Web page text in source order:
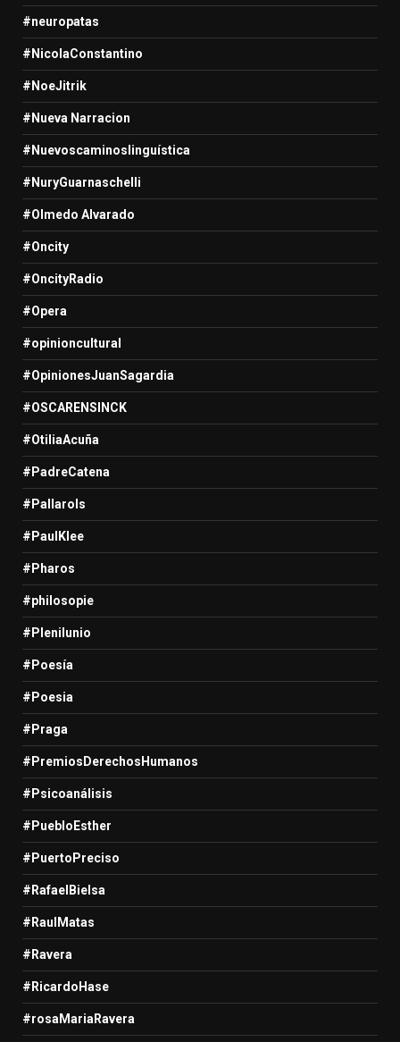
#neuropatas
#NicolaConstantino
#NoeJitrik
#Nueva Narracion
#Nuevoscaminoslinguística
#NuryGuarnaschelli
#Olmedo Alvarado
#Oncity
#OncityRadio
#Opera
#opinioncultural
#OpinionesJuanSagardia
#OSCARENSINCK
#OtiliaAcuña
#PadreCatena
#Pallarols
#PaulKlee
#Pharos
#philosopie
#Plenilunio
#Poesía
#Poesia
#Praga
#PremiosDerechosHumanos
#Psicoanálisis
#PuebloEsther
#PuertoPreciso
#RafaelBielsa
#RaulMatas
#Ravera
#RicardoHase
#rosaMariaRavera